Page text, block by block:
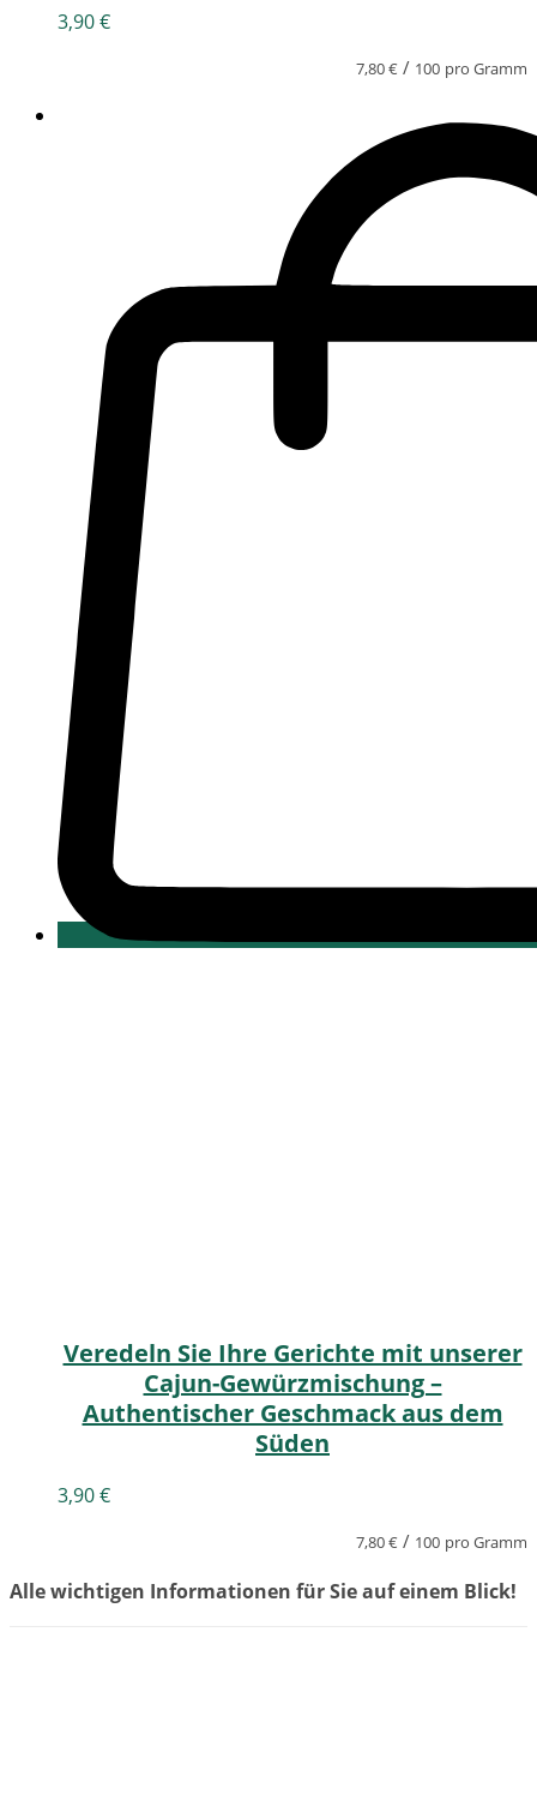
3,90€
7,80€ / 100 pro Gramm
Veredeln Sie Ihre Gerichte mit unserer
Cajun-Gewürzmischung –
Authentischer Geschmack aus dem
Süden
3,90€
7,80€ / 100 pro Gramm
Alle wichtigen Informationen für Sie auf einem Blick!